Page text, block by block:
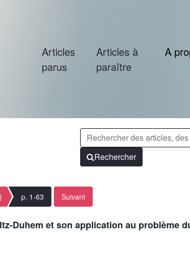
Articles
parus
Articles à
paraître
A
Rechercher
p. 1-63 Suivant
Duhem et son application au problème